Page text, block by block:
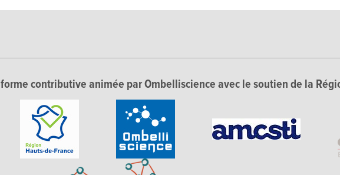
contributive animée par Ombelliscience avec le soutien de la